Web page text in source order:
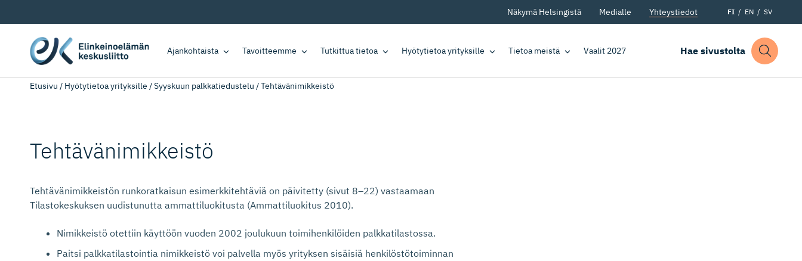
Näkymä Helsingistä Medialle Yhteystiedot FI EN SV
Ajankohtaista Tavoitteemme Tutkittua tietoa Hyötytietoa yrityksille Tietoa meistä Vaalit 2027 Hae sivustolta
Etusivu / Hyötytietoa yrityksille /Syyskuun palkkatiedustelu /Tehtävänimikkeistö
Tehtäväni­mikkeistö
Tehtävänimikkeistön runkoratkaisun esimerkkitehtäviä on päivitetty (sivut 8–22) vastaamaan
Tilastokeskuksen uudistunutta ammattiluokitusta (Ammattiluokitus 2010).
Nimikkeistö otettiin käyttöön vuoden 2002 joulukuun toimihenkilöiden palkkatilastossa.
Paitsi palkkatilastointia nimikkeistö voi palvella myös yrityksen sisäisiä henkilöstötoiminnan